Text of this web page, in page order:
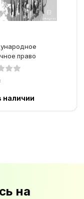
право
наличии
на